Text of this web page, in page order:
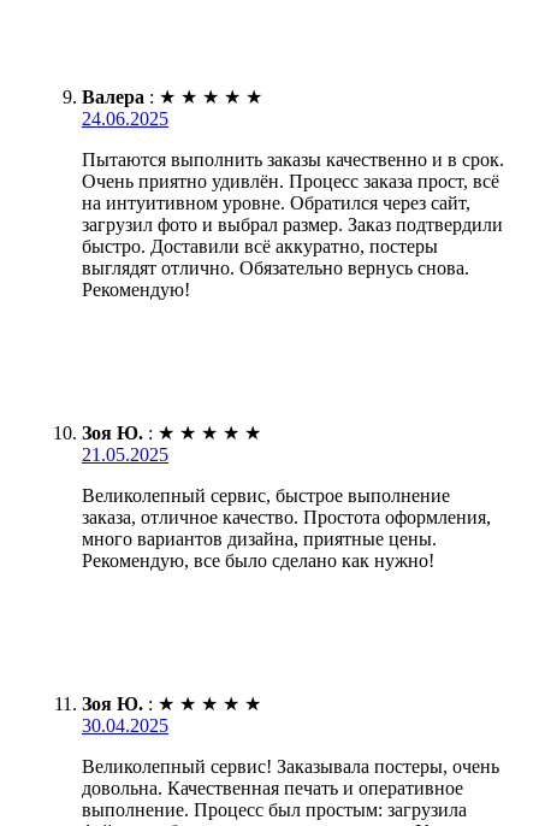
Валера : ★ ★ ★ ★ ★
24.06.2025
Пытаются выполнить заказы качественно и в срок.
Очень приятно удивлён. Процесс заказа прост, всё
на интуитивном уровне. Обратился через сайт,
загрузил фото и выбрал размер. Заказ подтвердили
быстро. Доставили всё аккуратно, постеры
выглядят отлично. Обязательно вернусь снова.
Рекомендую!
Зоя Ю. : ★ ★ ★ ★ ★
21.05.2025
Великолепный сервис, быстрое выполнение
заказа, отличное качество. Простота оформления,
много вариантов дизайна, приятные цены.
Рекомендую, все было сделано как нужно!
Зоя Ю. : ★ ★ ★ ★ ★
30.04.2025
Великолепный сервис! Заказывала постеры, очень
довольна. Качественная печать и оперативное
выполнение. Процесс был простым: загрузила